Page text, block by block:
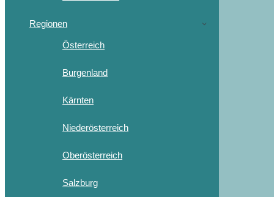
Regionen
Österreich
Burgenland
Kärnten
Niederösterreich
Oberösterreich
Salzburg